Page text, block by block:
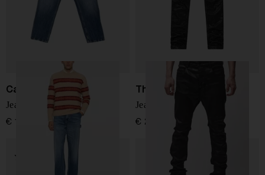
Carhartt WIP
Jeans in denim di cotone
€ 130,00
Thom Krom
Jeans Slim-Fit
€ 279,00